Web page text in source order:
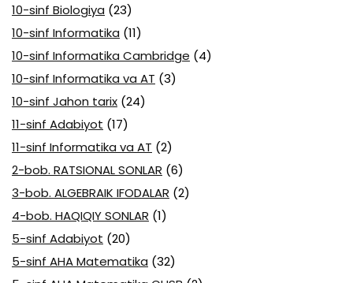
10-sinf Biologiya (23)
10-sinf Informatika (11)
10-sinf Informatika Cambridge (4)
10-sinf Informatika va AT (3)
10-sinf Jahon tarix (24)
11-sinf Adabiyot (17)
11-sinf Informatika va AT (2)
2-bob. RATSIONAL SONLAR (6)
3-bob. ALGEBRAIK IFODALAR (2)
4-bob. HAQIQIY SONLAR (1)
5-sinf Adabiyot (20)
5-sinf AHA Matematika (32)